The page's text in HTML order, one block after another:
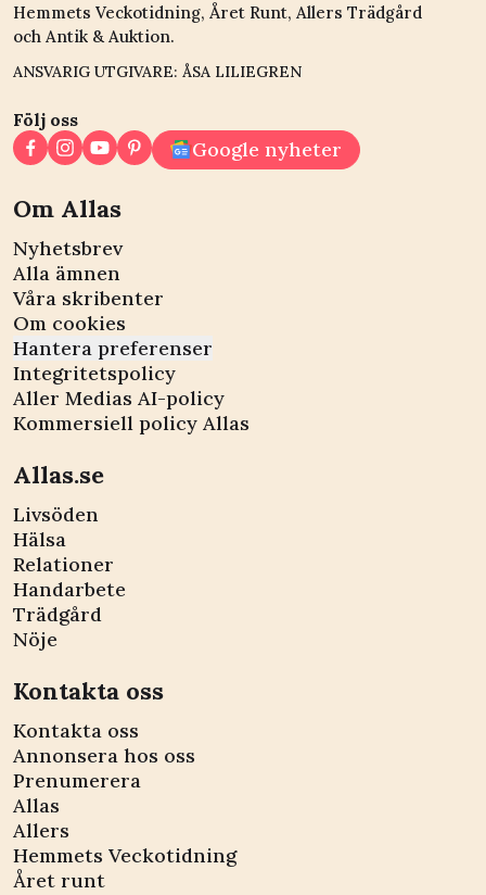
Hemmets Veckotidning, Året Runt, Allers Trädgård
och Antik & Auktion.
ANSVARIG UTGIVARE: ÅSA LILIEGREN
Följ oss
Google nyheter
Om Allas
Nyhetsbrev
Alla ämnen
Våra skribenter
Om cookies
Hantera preferenser
Integritetspolicy
Aller Medias AI-policy
Kommersiell policy Allas
Allas.se
Livsöden
Hälsa
Relationer
Handarbete
Trädgård
Nöje
Kontakta oss
Kontakta oss
Annonsera hos oss
Prenumerera
Allas
Allers
Hemmets Veckotidning
Året runt